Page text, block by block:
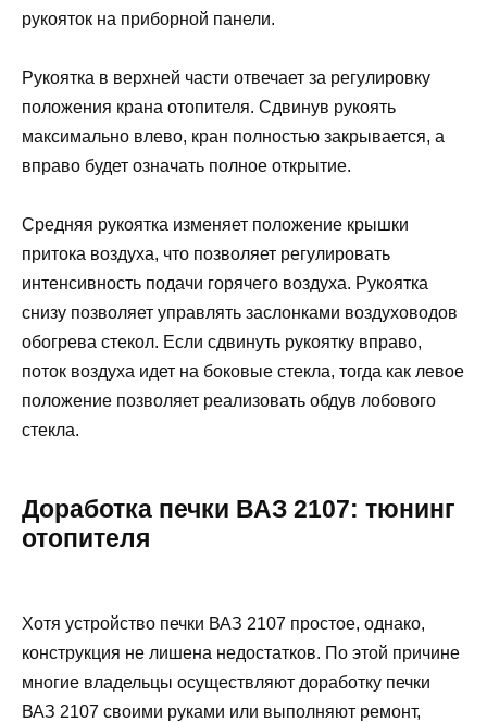
рукояток на приборной панели.
Рукоятка в верхней части отвечает за регулировку
положения крана отопителя. Сдвинув рукоять
максимально влево, кран полностью закрывается, а
вправо будет означать полное открытие.
Средняя рукоятка изменяет положение крышки
притока воздуха, что позволяет регулировать
интенсивность подачи горячего воздуха. Рукоятка
снизу позволяет управлять заслонками воздуховодов
обогрева стекол. Если сдвинуть рукоятку вправо,
поток воздуха идет на боковые стекла, тогда как левое
положение позволяет реализовать обдув лобового
стекла.
Доработка печки ВАЗ 2107: тюнинг
отопителя
Хотя устройство печки ВАЗ 2107 простое, однако,
конструкция не лишена недостатков. По этой причине
многие владельцы осуществляют доработку печки
ВАЗ 2107 своими руками или выполняют ремонт,